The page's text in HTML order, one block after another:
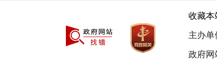
收藏本
主办
政府网